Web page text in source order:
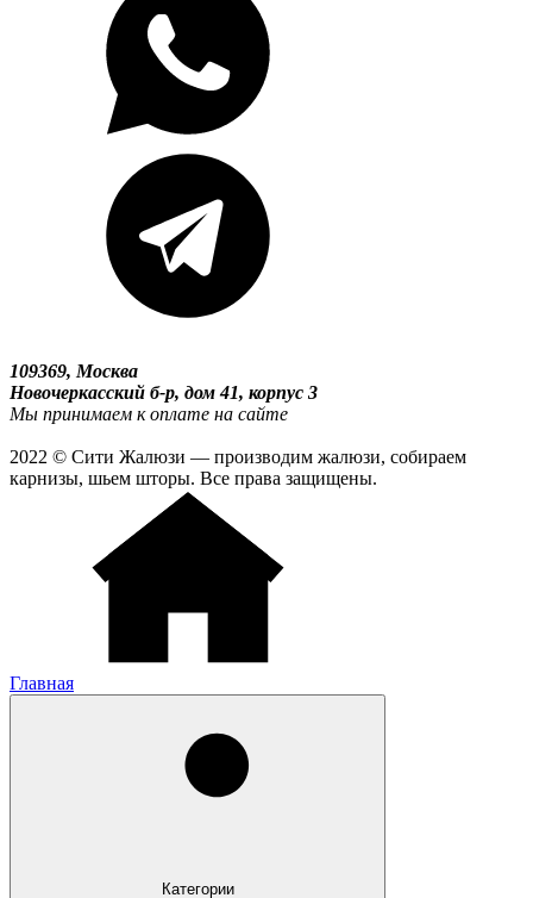
109369, Москва
Новочеркасский б-р, дом 41, корпус 3
Мы принимаем к оплате на сайте
2022 © Сити Жалюзи — производим жалюзи, собираем
карнизы, шьем шторы. Все права защищены.
Главная
Категории